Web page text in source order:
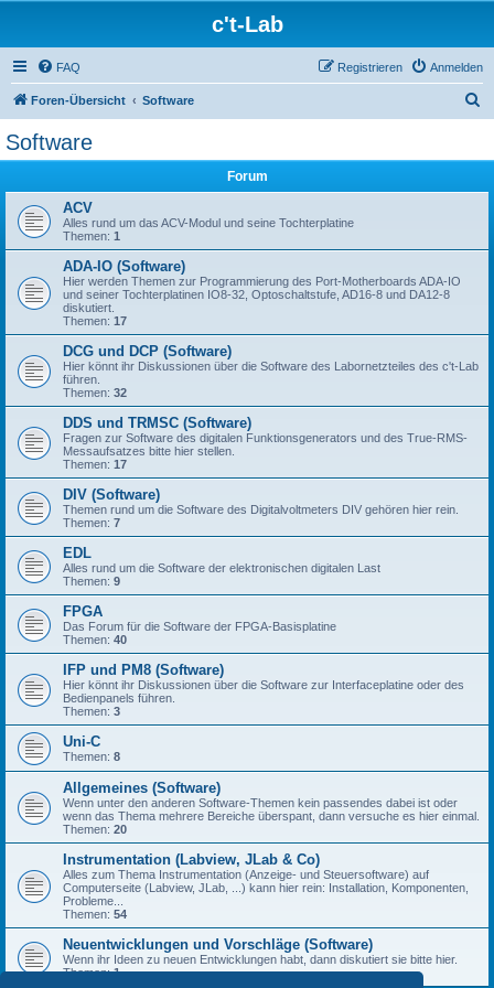
c't-Lab
FAQ Anmelden
Registrieren
Foren-Übersicht Software
Software
Forum
ACV
Alles rund um das ACV-Modul und seine Tochterplatine
Themen: 1
ADA-IO (Software)
Hier werden Themen zur Programmierung des Port-Motherboards ADA-IO
und seiner Tochterplatinen IO8-32, Optoschaltstufe, AD16-8 und DA12-8
diskutiert.
Themen: 17
DCG und DCP (Software)
Hier könnt ihr Diskussionen über die Software des Labornetzteiles des c't-Lab
führen.
Themen: 32
DDS und TRMSC (Software)
Fragen zur Software des digitalen Funktionsgenerators und des True-RMS-
Messaufsatzes bitte hier stellen.
Themen: 17
DIV (Software)
Themen rund um die Software des Digitalvoltmeters DIV gehören hier rein.
Themen: 7
EDL
Alles rund um die Software der elektronischen digitalen Last
Themen: 9
FPGA
Das Forum für die Software der FPGA-Basisplatine
Themen: 40
IFP und PM8 (Software)
Hier könnt ihr Diskussionen über die Software zur Interfaceplatine oder des
Bedienpanels führen.
Themen: 3
Uni-C
Themen: 8
Allgemeines (Software)
Wenn unter den anderen Software-Themen kein passendes dabei ist oder
wenn das Thema mehrere Bereiche überspant, dann versuche es hier einmal.
Themen: 20
Instrumentation (Labview, JLab & Co)
Alles zum Thema Instrumentation (Anzeige- und Steuersoftware) auf
Computerseite (Labview, JLab, ...) kann hier rein: Installation, Komponenten,
Probleme...
Themen: 54
Neuentwicklungen und Vorschläge (Software)
Wenn ihr Ideen zu neuen Entwicklungen habt, dann diskutiert sie bitte hier.
Themen:1